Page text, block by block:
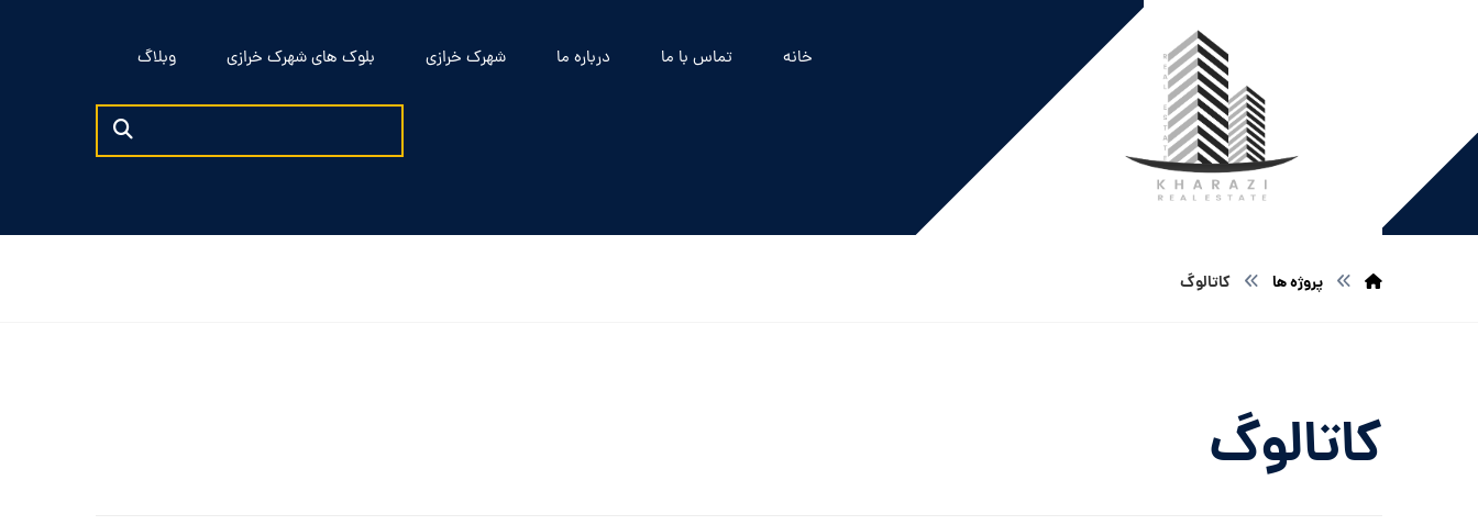
خانه تماس با ما درباره ما شهرک خرازی بلوک های شهرک خرازی وبلاگ
پروژه ها کاتالوگ
کاتالوگ